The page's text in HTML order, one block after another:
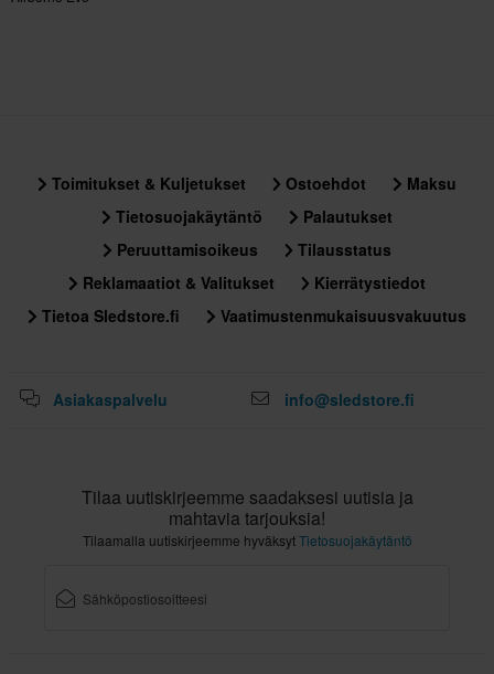
335 x 410 x 310 mm
XL
340 x 405 x 310 mm
Toimitukset & Kuljetukset Ostoehdot
Maksu
Tietosuojakäytäntö
Palautukset
Peruuttamisoikeus
Tilausstatus
Reklamaatiot & Valitukset
Kierrätystiedot
Tietoa Sledstore.fi
Vaatimustenmukaisuusvakuutus
Asiakaspalvelu info@sledstore.fi
Tilaa uutiskirjeemme saadaksesi uutisia ja
mahtavia tarjouksia!
Tilaamalla uutiskirjeemme hyväksytTietosuojakäytäntö